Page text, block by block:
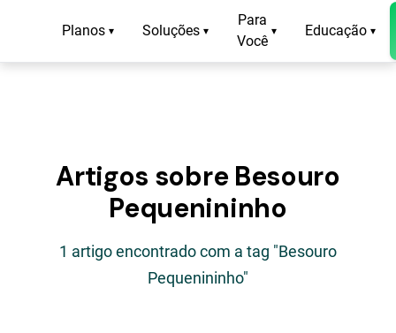
Planos ▾ Soluções ▾
Para
Você
▾ Educação ▾
Artigos sobre Besouro
Pequenininho
1 artigo encontrado com a tag "Besouro
Pequenininho"